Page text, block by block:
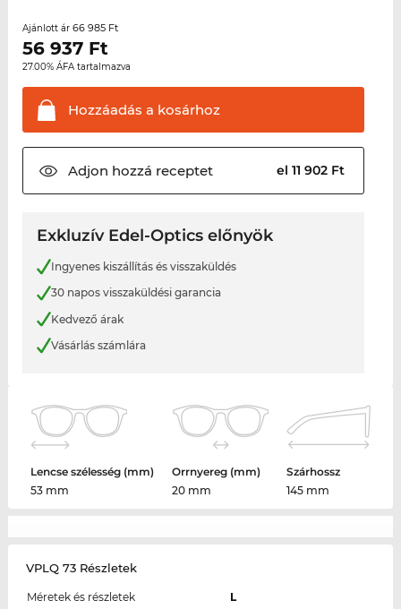
Ajánlott ár 66 985 Ft
56 937Ft
27.00% ÁFA tartalmazva
Hozzáadás a kosárhoz
Adjon hozzá receptet el 11 902 Ft
Exkluzív Edel-Optics előnyök
Ingyenes kiszállítás és visszaküldés
30 napos visszaküldési garancia
Kedvező árak
Vásárlás számlára
Lencse szélesség (mm)
53 mm
Orrnyereg (mm)
20 mm
Szárhossz
145 mm
VPLQ 73 Részletek
Méretek és részletek
L